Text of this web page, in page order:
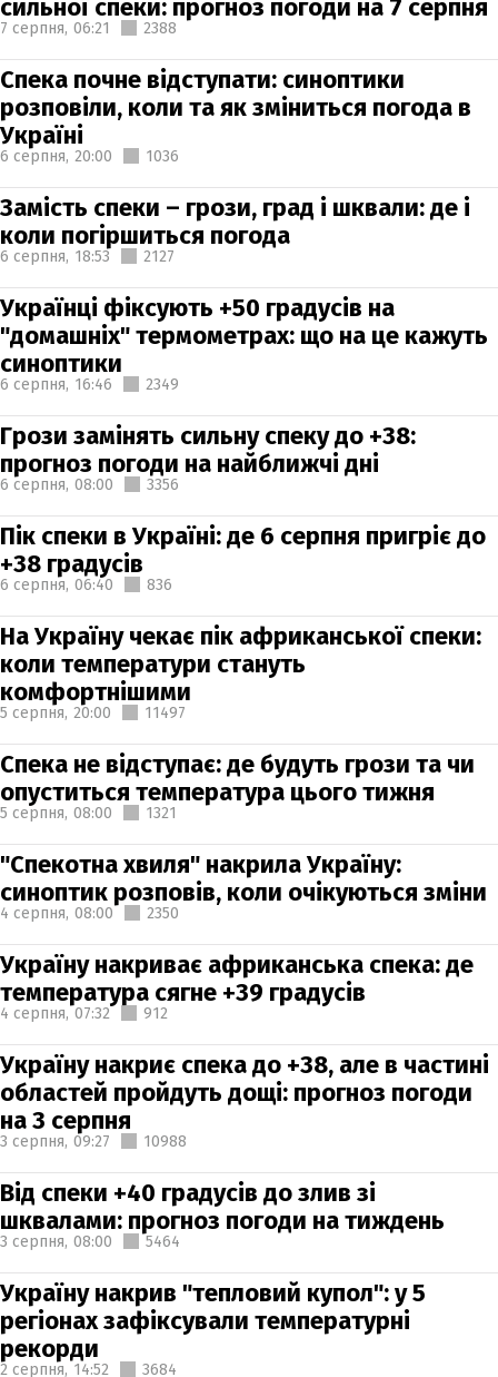
сильної спеки: прогноз погоди на 7 серпня
7 серпня, 06:21 2388
Спека почне відступати: синоптики
розповіли, коли та як зміниться погода в
Україні
6 серпня, 20:00 1036
Замість спеки – грози, град і шквали: де і
коли погіршиться погода
6 серпня, 18:53 2127
Українці фіксують +50 градусів на
"домашніх" термометрах: що на це кажуть
синоптики
6 серпня, 16:46 2349
Грози замінять сильну спеку до +38:
прогноз погоди на найближчі дні
6 серпня, 08:00 3356
Пік спеки в Україні: де 6 серпня пригріє до
+38 градусів
6 серпня, 06:40 836
На Україну чекає пік африканської спеки:
коли температури стануть
комфортнішими
5 серпня, 20:00 11497
Спека не відступає: де будуть грози та чи
опуститься температура цього тижня
5 серпня, 08:00 1321
"Спекотна хвиля" накрила Україну:
синоптик розповів, коли очікуються зміни
4 серпня, 08:00 2350
Україну накриває африканська спека: де
температура сягне +39 градусів
4 серпня, 07:32 912
Україну накриє спека до +38, але в частині
областей пройдуть дощі: прогноз погоди
на 3 серпня
3 серпня, 09:27 10988
Від спеки +40 градусів до злив зі
шквалами: прогноз погоди на тиждень
3 серпня, 08:00 5464
Україну накрив "тепловий купол": у 5
регіонах зафіксували температурні
рекорди
2 серпня, 14:52 3684